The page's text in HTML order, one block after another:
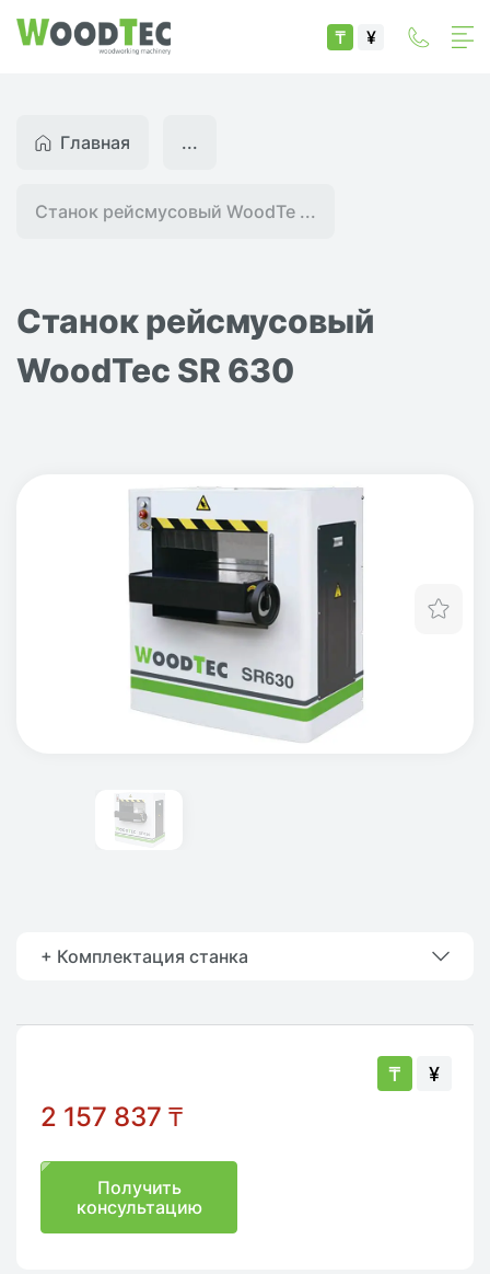
₸ ¥
Главная
Станок рейсмусовый WoodTe ...
...
Станок рейсмусовый
WoodTec SR 630
+ Комплектация станка
₸ ¥
2 157 837 ₸
Получить
консультацию